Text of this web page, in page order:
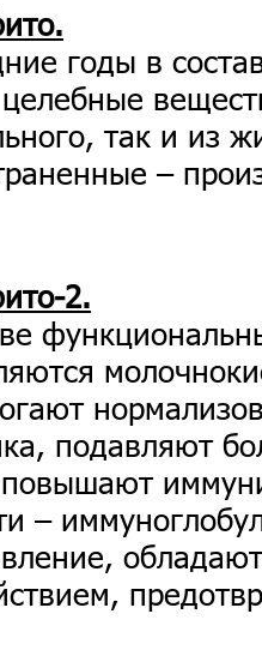
годы в
так и из
–
2.
подавляют
–